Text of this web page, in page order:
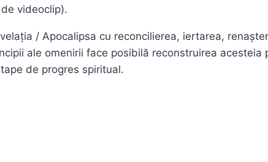
videoclip).
/ Apocalipsa cu reconcilierea, iertarea,
ale omenirii face posibilă reconstruirea acesteia
de progres spiritual.